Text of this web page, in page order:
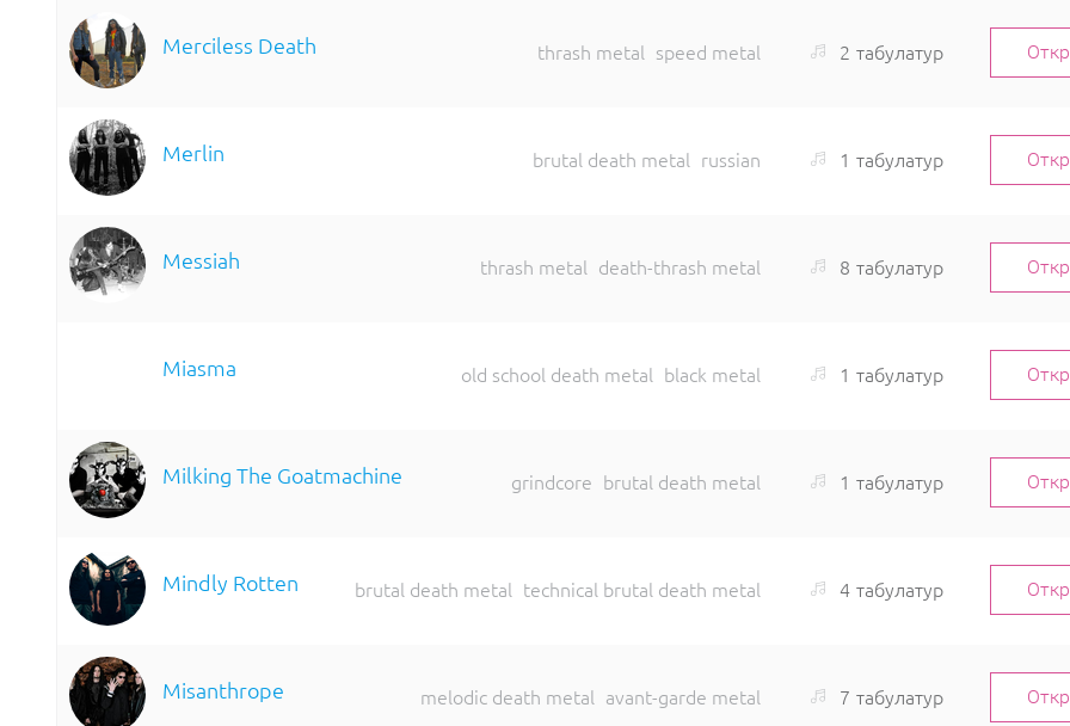
Merciless Death thrash metal speed metal 2 табулатур
Merlin brutal death metal russian 1 табулатур
Messiah thrash metal death-thrash metal 8 табулатур
Miasma old school death metal black metal 1 табулатур
Milking The Goatmachine grindcore brutal death metal 1 табулатур
Mindly Rotten brutal death metal technical brutal death metal 4 табулатур
Misanthrope melodic death metal avant-garde metal 7 табулатур